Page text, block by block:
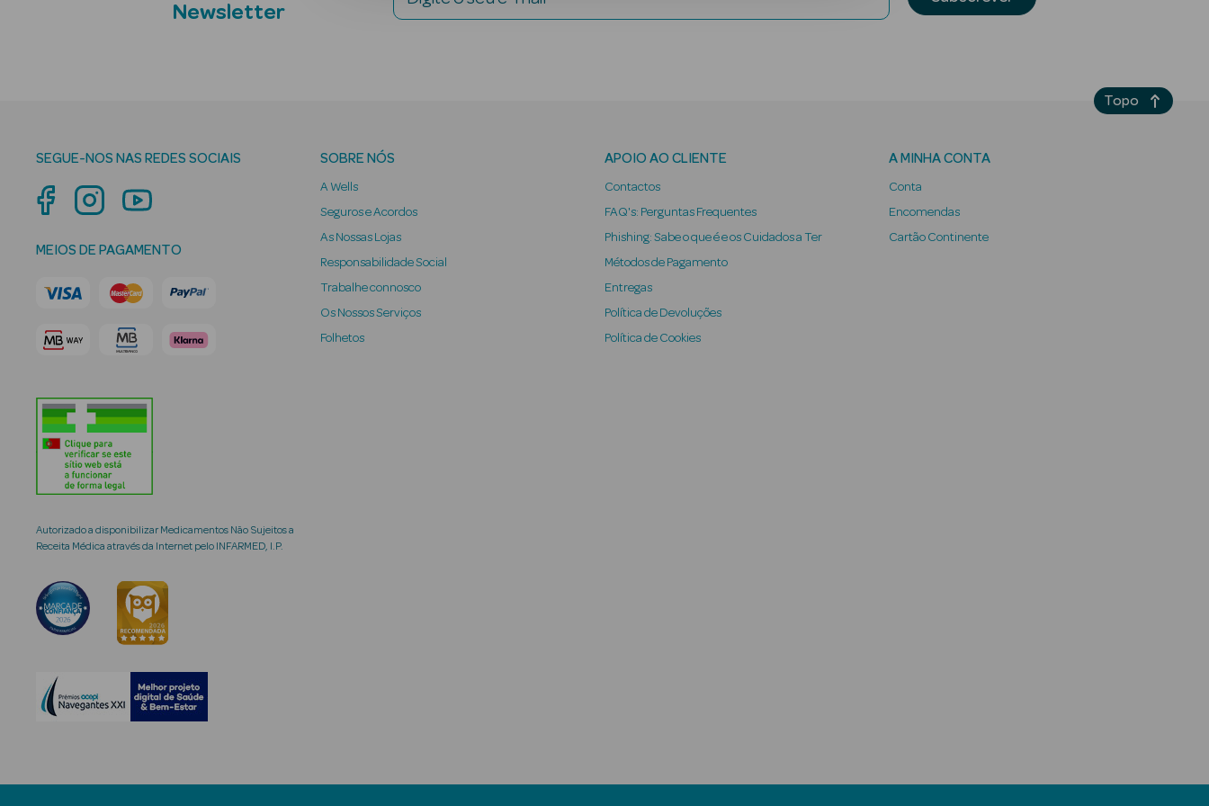
Newsletter
SEGUE-NOS NAS REDES SOCIAIS
MEIOS DE PAGAMENTO
Autorizado a disponibilizar Medicamentos Não Sujeitos a
Receita Médica através da Internet pelo INFARMED, I.P.
SOBRE NÓS
A Wells
Seguros e Acordos
As Nossas Lojas
Responsabilidade Social
Trabalhe connosco
Os Nossos Serviços
Folhetos
APOIO AO CLIENTE
Contactos
FAQ's: Perguntas Frequentes
Phishing: Sabe o que é e os Cuidados a Ter
Métodos de Pagamento
Entregas
Política de Devoluções
Política de Cookies
A MINHA CONTA
Conta
Encomendas
Cartão Continente
Topo